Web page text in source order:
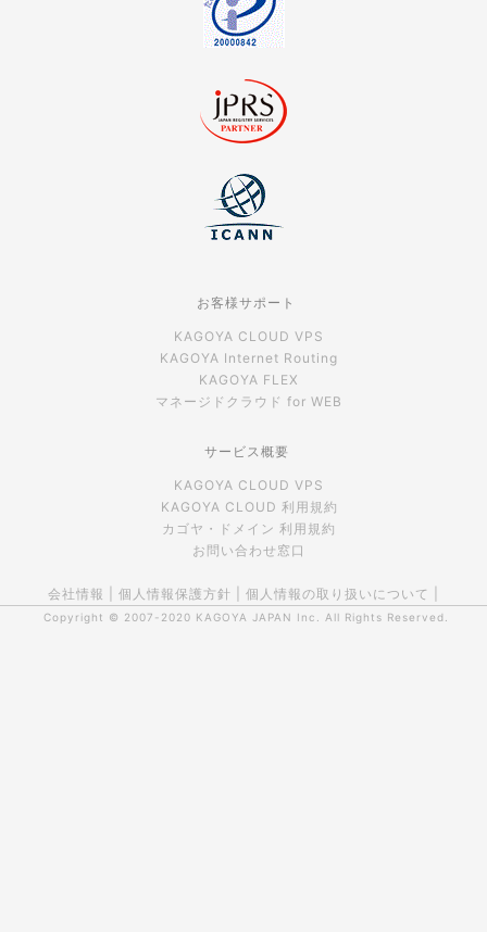
お客様サポート
KAGOYA CLOUD VPS
KAGOYA Internet Routing
KAGOYA FLEX
マネージドクラウド for WEB
サービス概要
KAGOYA CLOUD VPS
KAGOYA CLOUD 利用規約
カゴヤ・ドメイン 利用規約
お問い合わせ窓口
会社情報 個人情報保護方針 個人情報の取り扱いについて
Copyright © 2007-2020 KAGOYA JAPAN Inc. All Rights Reserved.